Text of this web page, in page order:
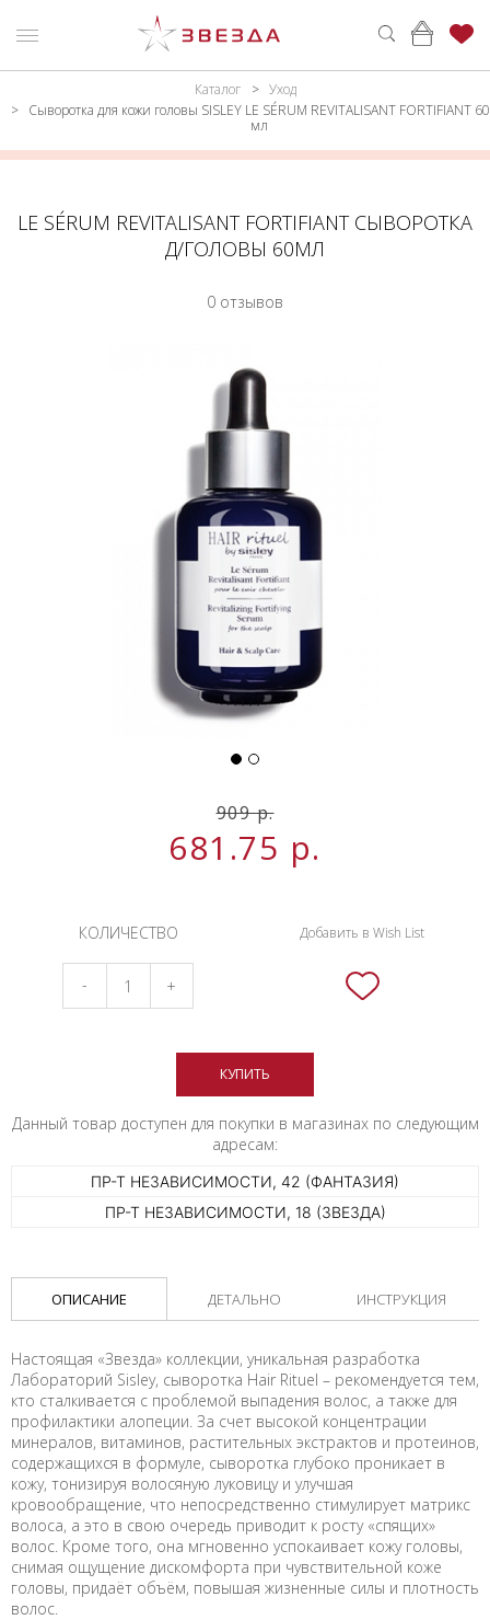
КАТАЛОГ
ПАРФЮМЕРИЯ
Каталог
Уход
Сыворотка для кожи головы SISLEY LE SÉRUM REVITALISANT FORTIFIANT 60
мл
LE SÉRUM REVITALISANT FORTIFIANT СЫВОРОТКА
Д/ГОЛОВЫ 60МЛ
0 отзывов
909 р.
681.75 р.
КОЛИЧЕСТВО
- +
КУПИТЬ
Добавить в Wish List
Данный товар доступен для покупки в магазинах по следующим
адресам:
ПР-Т НЕЗАВИСИМОСТИ, 42 (ФАНТАЗИЯ)
ПР-Т НЕЗАВИСИМОСТИ, 18 (ЗВЕЗДА)
ОПИСАНИЕ ДЕТАЛЬНО ИНСТРУКЦИЯ
Настоящая «Звезда» коллекции, уникальная разработка
Лабораторий Sisley, сыворотка Hair Rituel – рекомендуется тем,
кто сталкивается с проблемой выпадения волос, а также для
профилактики алопеции. За счет высокой концентрации
минералов, витаминов, растительных экстрактов и протеинов,
содержащихся в формуле, сыворотка глубоко проникает в
кожу, тонизируя волосяную луковицу и улучшая
кровообращение, что непосредственно стимулирует матрикс
волоса, а это в свою очередь приводит к росту «спящих»
волос. Кроме того, она мгновенно успокаивает кожу головы,
снимая ощущение дискомфорта при чувствительной коже
головы, придаёт объём, повышая жизненные силы и плотность
волос.